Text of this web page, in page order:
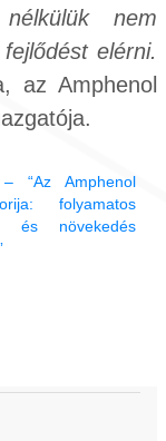
nem
elérni.
az Amphenol
– “Az Amphenol
folyamatos
és növekedés